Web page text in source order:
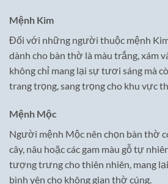
Mệnh Kim
Đối với những người thuộc mệnh
dành cho bàn thờ là màu trắng, xám
không chỉ mang lại sự tươi sáng mà
trang trọng, sang trọng cho khu vực
Mệnh Mộc
Người mệnh Mộc nên chọn bàn thờ
cây, nâu hoặc các gam màu gỗ tự
tượng trưng cho thiên nhiên, mang lại
bình yên cho không gian thờ cúng.